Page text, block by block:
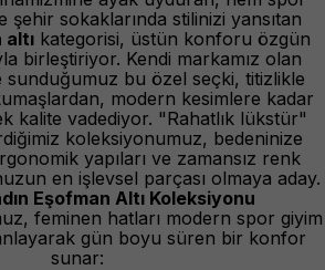
şehir sokaklarında stilinizi yansıtan
kategorisi, üstün konforu özgün
birleştiriyor. Kendi markamız olan
sunduğumuz bu özel seçki, titizlikle
modern kesimlere kadar
kalite vadediyor. "Rahatlık lükstür"
koleksiyonumuz, bedeninize
yapıları ve zamansız renk
en işlevsel parçası olmaya aday.
Eşofman Altı Koleksiyonu
feminen hatları modern spor giyim
gün boyu süren bir konfor
sunar: